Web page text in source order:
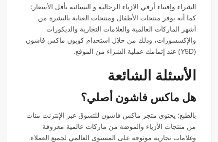
الشراء وإقتناء أرقي الازياء الرجاليه و النسائيه بأقل الأسعار؛
كما أنه يوفر منتجات الأطفال ومنتجات العناية بالبشرة من
أشهر الماركات العالمية والعلامات التجارية والديكورات
والإكسسورات، وذلك من خلال استخدام كوبون ماكس فاشون
Y5D) عند إتمامك عملية الشراء من الموقع.
الأسئلة الشائعة
هل ماكس فاشون أصلي؟
بالطبع؛ يحتوي متجر ماكس فاشون للتسوق عبر الإنترنت مئات
من منتجات الأزياء والموضة من ماركات عالمية معروفة
وغلامات تجارية موثوقة على المستوى العالمي لجميع العملاء.